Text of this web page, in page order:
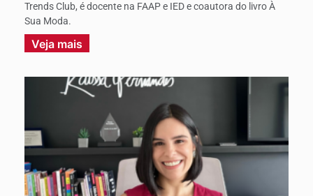
Trends Club, é docente na FAAP e IED e coautora do livro À
Sua Moda.
Veja mais